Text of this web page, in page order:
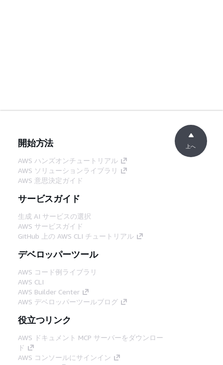
開始方法
AWS ハンズオンチュートリアル
AWS ソリューションライブラリ
AWS 意思決定ガイド
サービスガイド
生成 AI サービスの選択
AWS サービスガイド
GitHub 上の AWS CLI チュートリアル
デベロッパーツール
AWS コード例ライブラリ
AWS CLI
AWS Builder Center
AWS デベロッパーツールブログ
役立つリンク
AWS ドキュメント MCP サーバーをダウンロー
ド
AWS コンソールにサインイン
上へ